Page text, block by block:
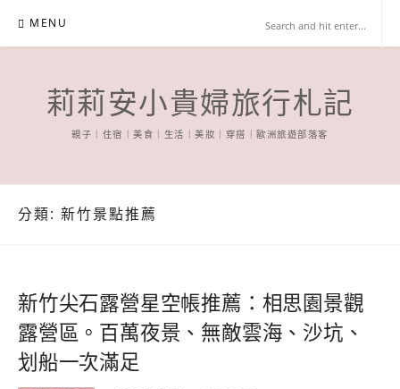
content
MENU
莉莉安小貴婦旅行札記
親子｜住宿｜美食｜生活｜美妝｜穿搭｜歐洲旅遊部落客
分類: 新竹景點推薦
新竹尖石露營星空帳推薦：相思園景觀
露營區。百萬夜景、無敵雲海、沙坑、
划船一次滿足